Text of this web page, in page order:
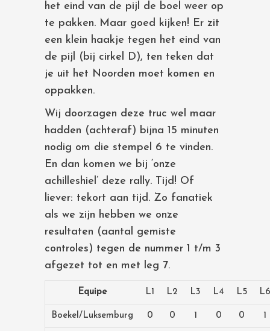
het eind van de pijl de boel weer op
te pakken. Maar goed kijken! Er zit
een klein haakje tegen het eind van
de pijl (bij cirkel D), ten teken dat
je uit het Noorden moet komen en
oppakken.
Wij doorzagen deze truc wel maar
hadden (achteraf) bijna 15 minuten
nodig om die stempel 6 te vinden.
En dan komen we bij ‘onze
achilleshiel’ deze rally. Tijd! Of
liever: tekort aan tijd. Zo fanatiek
als we zijn hebben we onze
resultaten (aantal gemiste
controles) tegen de nummer 1 t/m 3
afgezet tot en met leg 7.
Equipe L1 L2 L3 L4 L5 L6
Boekel/Luksemburg 0 0 1 0 0 1